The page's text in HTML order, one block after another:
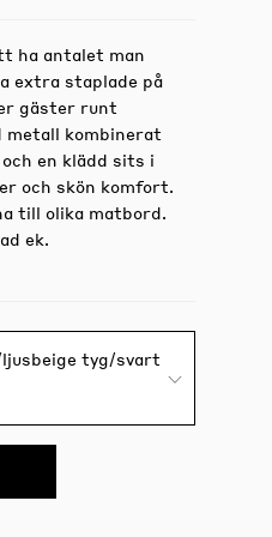
ha antalet man
extra staplade på
gäster runt
metall kombinerat
en klädd sits i
och skön komfort.
till olika matbord.
ek.
tyg/svart